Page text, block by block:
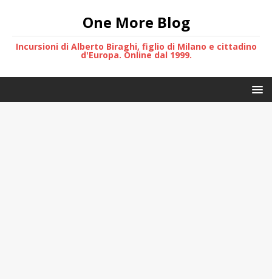
One More Blog
Incursioni di Alberto Biraghi, figlio di Milano e cittadino
d'Europa. Online dal 1999.